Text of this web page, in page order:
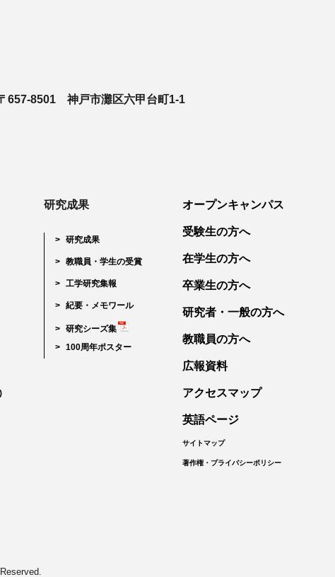
657-8501 神戸市灘区六甲台町1-1
研究成果
研究成果
教職員・学生の受賞
工学研究集報
紀要・メモワール
研究シーズ集
100周年ポスター
オープンキャンパス
受験生の方へ
在学生の方へ
卒業生の方へ
研究者・一般の方へ
教職員の方へ
広報資料
アクセスマップ
英語ページ
サイトマップ
著作権・プライバシーポリシー